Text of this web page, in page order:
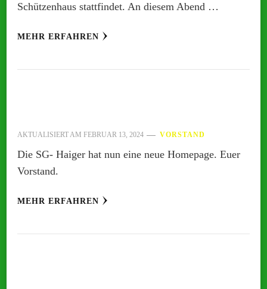
Schützenhaus stattfindet. An diesem Abend …
MEHR ERFAHREN
AKTUALISIERT AM FEBRUAR 13, 2024 VORSTAND
Die SG- Haiger hat nun eine neue Homepage. Euer
Vorstand.
MEHR ERFAHREN